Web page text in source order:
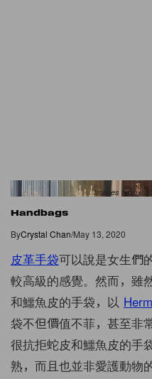
Images from
Handbags
ByCrystal Chan/May 13, 2020
皮革手袋可以說是女生們
較高級的感覺。然而，雖
和鱷魚皮的手袋，以
袋不但價值不菲，甚至非
很抗拒蛇皮和鱷魚皮的手
熟，而且也並非愛護動物